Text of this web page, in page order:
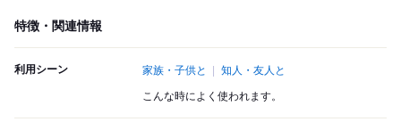
特徴・関連情報
利用シーン 家族・子供と 知人・友人と
こんな時によく使われます。